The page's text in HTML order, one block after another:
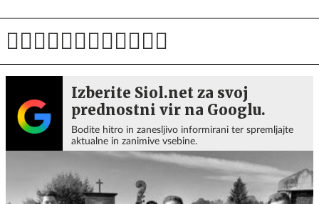
Izberite Siol.net za svoj
prednostni vir na Googlu.
Bodite hitro in zanesljivo informirani ter spremljajte
aktualne in zanimive vsebine.